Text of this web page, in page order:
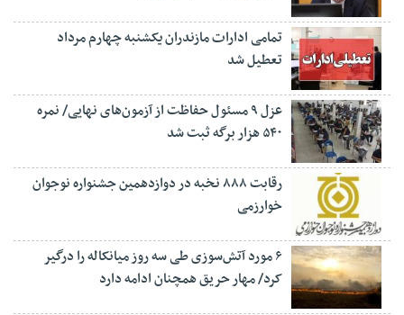
تمامی ادارات مازندران یکشنبه چهارم مرداد
تعطیل شد
عزل ۹ مسئول حفاظت از آزمون‌های نهایی/ نمره
۵۴۰ هزار برگه ثبت شد
رقابت ۸۸۸ نخبه در دوازدهمین جشنواره نوجوان
خوارزمی
۶ مورد آتش‌سوزی طی سه روز میانکاله را درگیر
کرد/ مهار حریق همچنان ادامه دارد